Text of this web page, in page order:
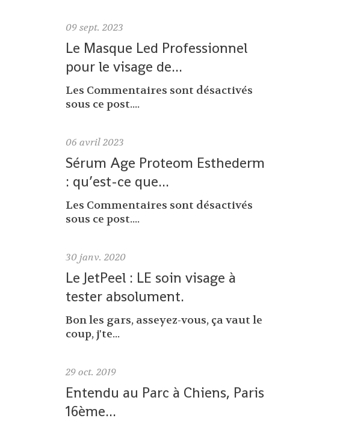
09 sept. 2023
Le Masque Led Professionnel
pour le visage de...
Les Commentaires sont désactivés
sous ce post....
06 avril 2023
Sérum Age Proteom Esthederm
: qu’est-ce que...
Les Commentaires sont désactivés
sous ce post....
30 janv. 2020
Le JetPeel : LE soin visage à
tester absolument.
Bon les gars, asseyez-vous, ça vaut le
coup, j'te...
29 oct. 2019
Entendu au Parc à Chiens, Paris
16ème...